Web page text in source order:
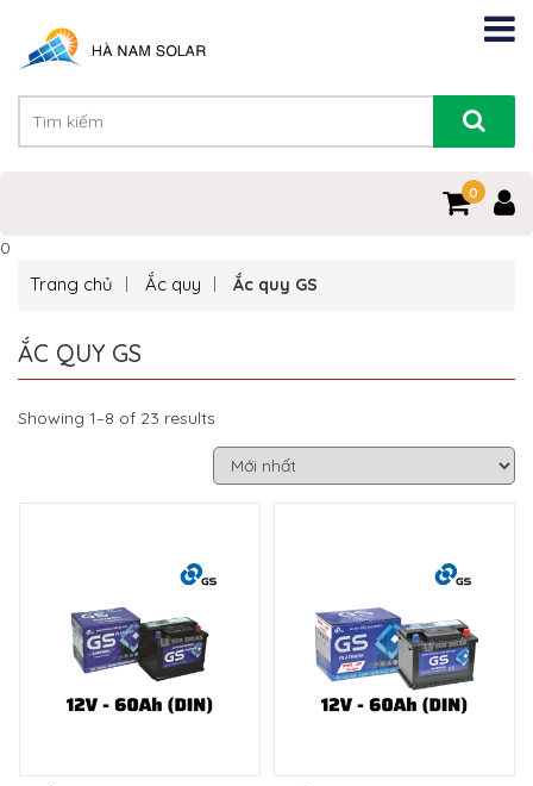
0
0
Trang chủ Ắc quy Ắc quy GS
ẮC QUY GS
Showing 1–8 of 23 results